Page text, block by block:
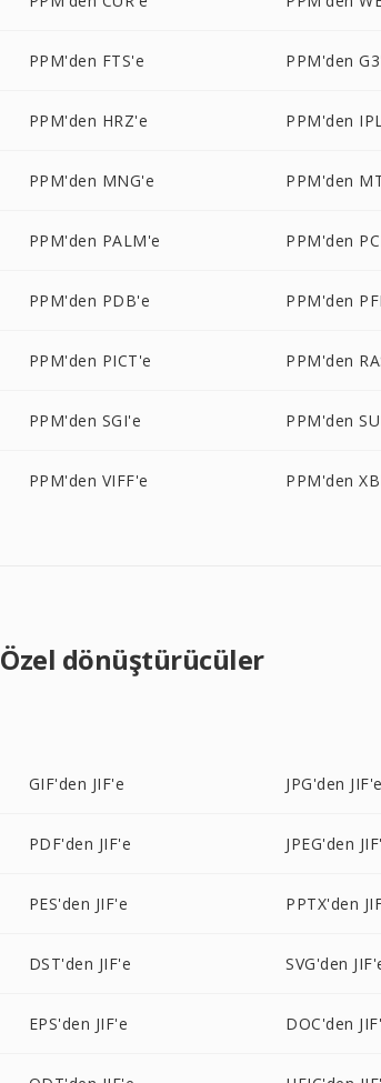
PPM'den FTS'e PPM'den
PPM'den HRZ'e PPM'den
PPM'den MNG'e PPM'den
PPM'den PALM'e PPM'den
PPM'den PDB'e PPM'den
PPM'den PICT'e PPM'den
PPM'den SGI'e PPM'den
PPM'den VIFF'e PPM'den
Özel dönüştürücüler
GIF'den JIF'e JPG'den JIF'e
PDF'den JIF'e JPEG'den
PES'den JIF'e PPTX'den
DST'den JIF'e SVG'den
EPS'den JIF'e DOC'den